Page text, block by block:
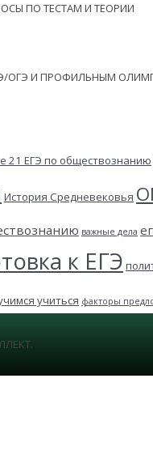
ПО ТЕСТАМ И ТЕОРИИ
ОГЭ И ПРОФИЛЬНЫМ
21 ЕГЭ по обществознанию
История Средневековья
важные дела
к ЕГЭ
учиться факторы